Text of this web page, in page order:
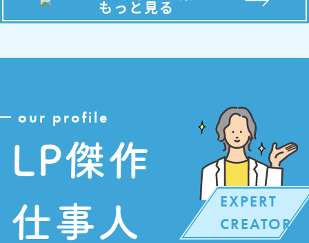
もっと見る
our profile
LP傑作
仕事人
EXPERT
CREATOR